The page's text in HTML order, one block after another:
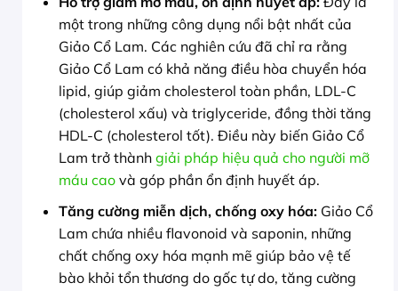
một trong những công dụng nổi bật nhất của
Giảo Cổ Lam. Các nghiên cứu đã chỉ ra rằng
Giảo Cổ Lam có khả năng điều hòa chuyển hóa
lipid, giúp giảm cholesterol toàn phần, LDL-C
(cholesterol xấu) và triglyceride, đồng thời tăng
HDL-C (cholesterol tốt). Điều này biến Giảo Cổ
Lam trở thành giải pháp hiệu quả cho người mỡ
máu caovà góp phần ổn định huyết áp.
Tăng cường miễn dịch, chống oxy hóa:Giảo Cổ
Lam chứa nhiều flavonoid và saponin, những
chất chống oxy hóa mạnh mẽ giúp bảo vệ tế
bào khỏi tổn thương do gốc tự do, tăng cường